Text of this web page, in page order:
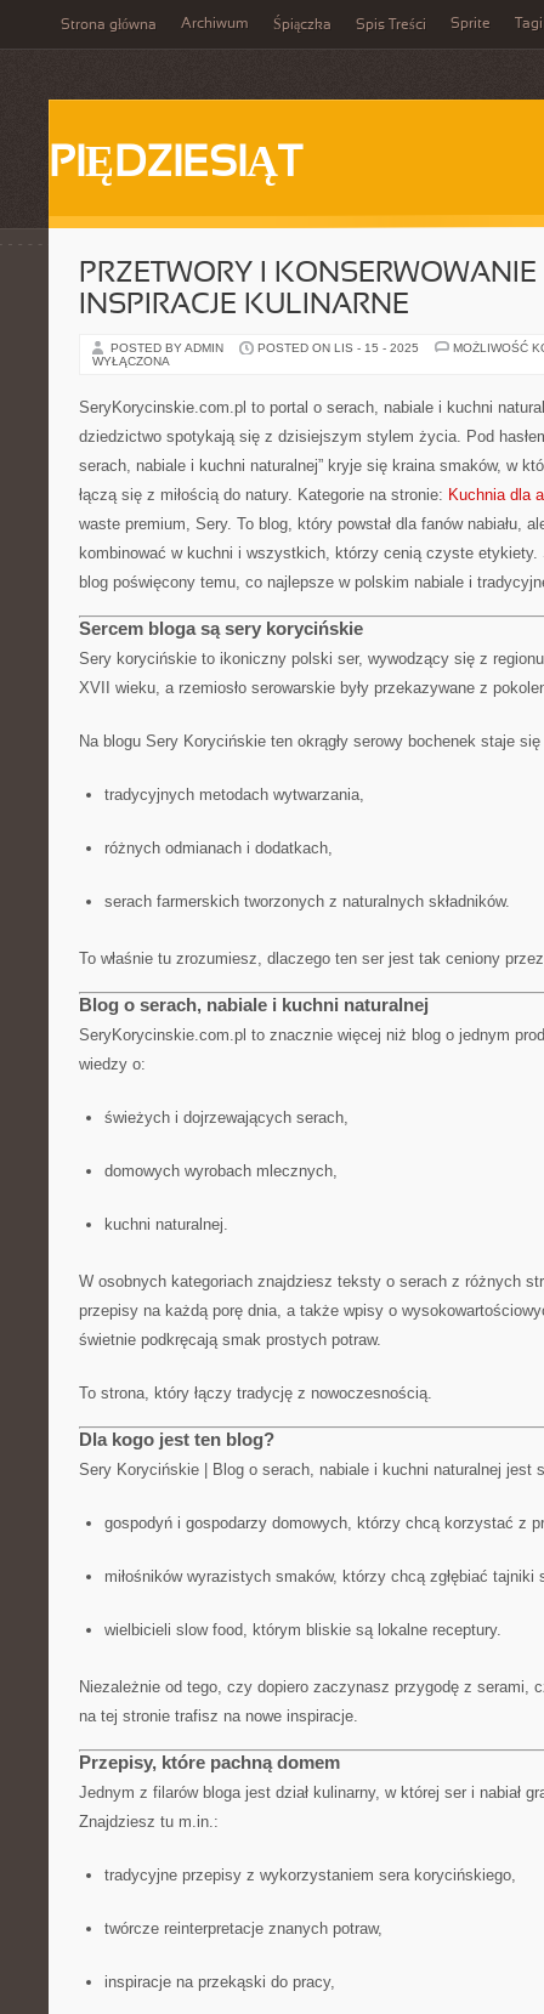
Strona główna Archiwum Śpiączka Spis Treści Sprite Tagi
PIĘDZIESIĄT
PRZETWORY I
INSPIRACJE KULINARNE
POSTED BY ADMIN POSTED ON LIS - 15 - 2025
MOŻLIWOŚĆ
WYŁĄCZONA
SeryKorycinskie.com.pl to portal o serach, nabiale i kuchni
dziedzictwo spotykają się z dzisiejszym stylem życia. Pod
serach, nabiale i kuchni naturalnej” kryje się kraina smaków, w
łączą się z miłością do natury. Kategorie na stronie: Kuchnia dla
waste premium, Sery. To blog, który powstał dla fanów nabiału,
kombinować w kuchni i wszystkich, którzy cenią czyste
blog poświęcony temu, co najlepsze w polskim nabiale i
Sercem bloga są sery korycińskie
Sery korycińskie to ikoniczny polski ser, wywodzący się z
XVII wieku, a rzemiosło serowarskie były przekazywane z
Na blogu Sery Korycińskie ten okrągły serowy bochenek staje
tradycyjnych metodach wytwarzania,
różnych odmianach i dodatkach,
serach farmerskich tworzonych z naturalnych składników.
To właśnie tu zrozumiesz, dlaczego ten ser jest tak ceniony
Blog o serach, nabiale i kuchni naturalnej
SeryKorycinskie.com.pl to znacznie więcej niż blog o jednym
wiedzy o:
świeżych i dojrzewających serach,
domowych wyrobach mlecznych,
kuchni naturalnej.
W osobnych kategoriach znajdziesz teksty o serach z różnych
przepisy na każdą porę dnia, a także wpisy o
świetnie podkręcają smak prostych potraw.
To strona, który łączy tradycję z nowoczesnością.
Dla kogo jest ten blog?
Sery Korycińskie | Blog o serach, nabiale i kuchni naturalnej jest
gospodyń i gospodarzy domowych, którzy chcą korzystać z
miłośników wyrazistych smaków, którzy chcą zgłębiać tajniki
wielbicieli slow food, którym bliskie są lokalne receptury.
Niezależnie od tego, czy dopiero zaczynasz przygodę z serami,
na tej stronie trafisz na nowe inspiracje.
Przepisy, które pachną domem
Jednym z filarów bloga jest dział kulinarny, w której ser i nabiał
Znajdziesz tu m.in.:
tradycyjne przepisy z wykorzystaniem sera korycińskiego,
twórcze reinterpretacje znanych potraw,
inspiracje na przekąski do pracy,